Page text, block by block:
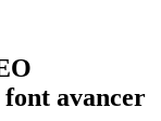
font avancer